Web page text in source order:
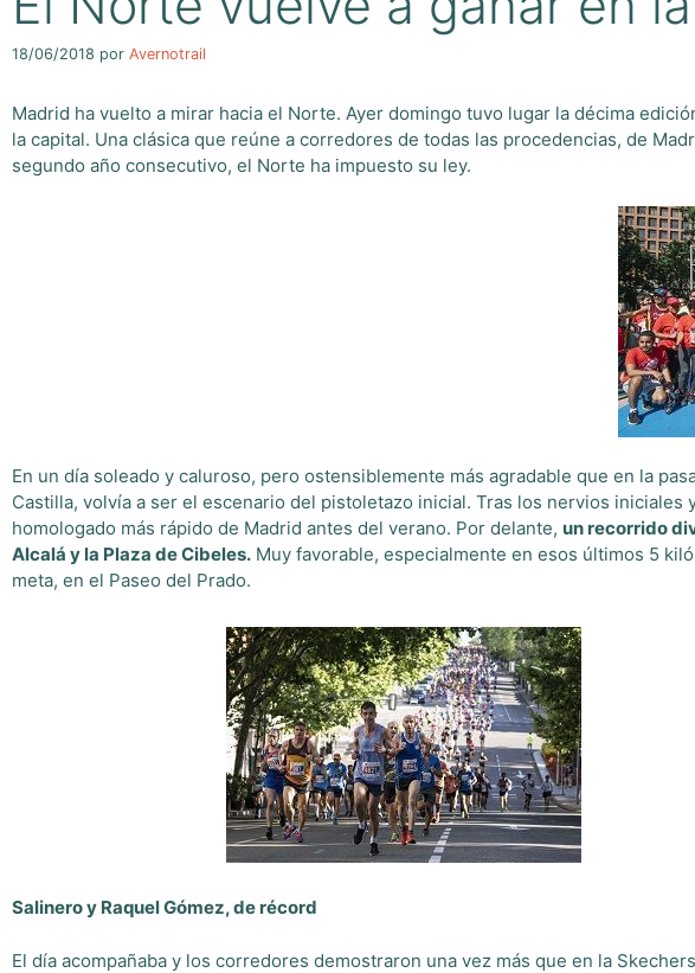
18/06/2018 por Avernotrail
Madrid ha vuelto a mirar hacia el Norte. Ayer domingo tuvo lugar la décima
la capital. Una clásica que reúne a corredores de todas las procedencias, de
segundo año consecutivo, el Norte ha impuesto su ley.
En un día soleado y caluroso, pero ostensiblemente más agradable que en la
Castilla, volvía a ser el escenario del pistoletazo inicial. Tras los nervios
homologado más rápido de Madrid antes del verano. Por delante, un recorrido
Alcalá y la Plaza de Cibeles. Muy favorable, especialmente en esos últimos 5
meta, en el Paseo del Prado.
Salinero y Raquel Gómez, de récord
El día acompañaba y los corredores demostraron una vez más que en la